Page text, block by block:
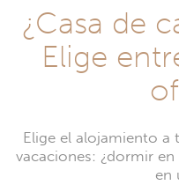
¿Casa de
Elige
Elige el alojamiento a
vacaciones: ¿dormir
en